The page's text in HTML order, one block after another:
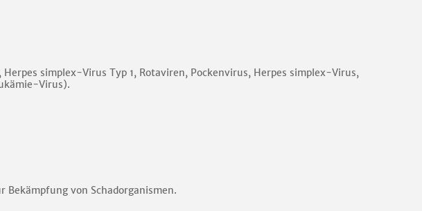
simplex-Virus Typ 1, Rotaviren, Pockenvirus, Herpes simplex-Virus,
Virus).
von Schadorganismen.